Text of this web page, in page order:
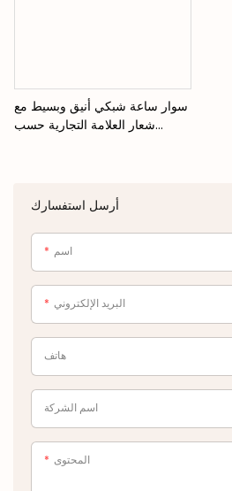
أرسل استفسارك
اسم
البريد الإلكتروني
هاتف
اسم الشركة
المحتوى
سوار ساعة شبكي أنيق وبسيط مع
شعار العلامة التجارية حسب